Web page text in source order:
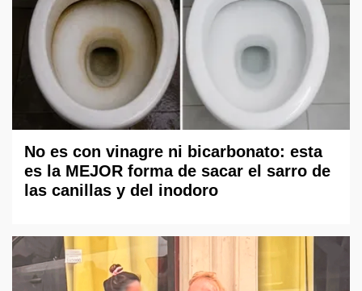
No es con vinagre ni bicarbonato: esta
es la MEJOR forma de sacar el sarro de
las canillas y del inodoro